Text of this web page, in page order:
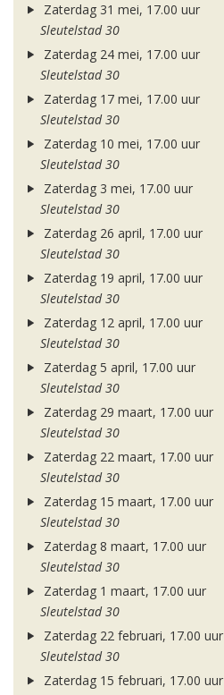
Zaterdag 31 mei, 17.00 uur
Sleutelstad 30
Zaterdag 24 mei, 17.00 uur
Sleutelstad 30
Zaterdag 17 mei, 17.00 uur
Sleutelstad 30
Zaterdag 10 mei, 17.00 uur
Sleutelstad 30
Zaterdag 3 mei, 17.00 uur
Sleutelstad 30
Zaterdag 26 april, 17.00 uur
Sleutelstad 30
Zaterdag 19 april, 17.00 uur
Sleutelstad 30
Zaterdag 12 april, 17.00 uur
Sleutelstad 30
Zaterdag 5 april, 17.00 uur
Sleutelstad 30
Zaterdag 29 maart, 17.00 uur
Sleutelstad 30
Zaterdag 22 maart, 17.00 uur
Sleutelstad 30
Zaterdag 15 maart, 17.00 uur
Sleutelstad 30
Zaterdag 8 maart, 17.00 uur
Sleutelstad 30
Zaterdag 1 maart, 17.00 uur
Sleutelstad 30
Zaterdag 22 februari, 17.00 uur
Sleutelstad 30
Zaterdag 15 februari, 17.00 uur